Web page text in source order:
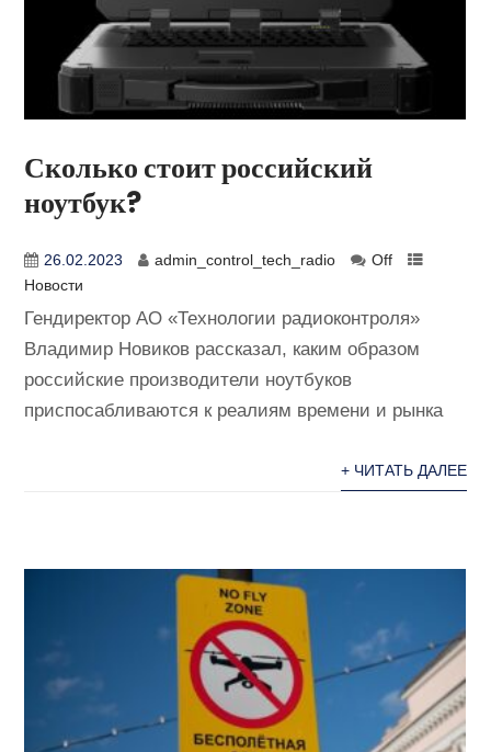
Сколько стоит российский
ноутбук?
26.02.2023 admin_control_tech_radio
Off
Новости
Гендиректор АО «Технологии радиоконтроля»
Владимир Новиков рассказал, каким образом
российские производители ноутбуков
приспосабливаются к реалиям времени и рынка
+ ЧИТАТЬ ДАЛЕЕ